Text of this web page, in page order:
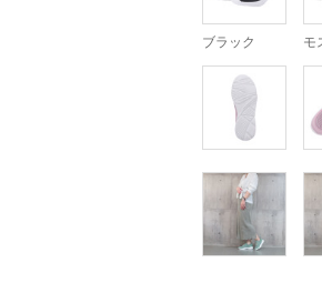
ブラック モ